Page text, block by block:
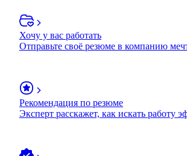
Хочу у вас работать
Отправьте своё резюме в компанию
Рекомендация по резюме
Эксперт расскажет, как искать работу